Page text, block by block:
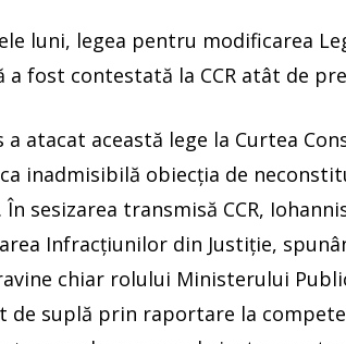
luni, legea pentru modificarea
a fost contestată la CCR atât de
a atacat această lege la Curtea
inadmisibilă obiecţia de
sesizarea transmisă CCR,
Infracţiunilor din Justiţie,
chiar rolului Ministerului
de suplă prin raportare la